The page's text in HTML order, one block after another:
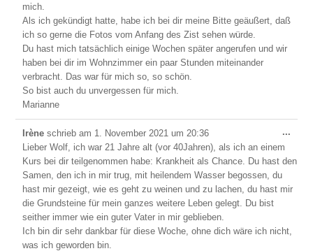
mich.
Als ich gekündigt hatte, habe ich bei dir meine Bitte geäußert, daß
ich so gerne die Fotos vom Anfang des Zist sehen würde.
Du hast mich tatsächlich einige Wochen später angerufen und wir
haben bei dir im Wohnzimmer ein paar Stunden miteinander
verbracht. Das war für mich so, so schön.
So bist auch du unvergessen für mich.
Marianne
Irèneschrieb am 1. November 2021 um 20:36
Lieber Wolf, ich war 21 Jahre alt (vor 40Jahren), als ich an einem
Kurs bei dir teilgenommen habe: Krankheit als Chance. Du hast den
Samen, den ich in mir trug, mit heilendem Wasser begossen, du
hast mir gezeigt, wie es geht zu weinen und zu lachen, du hast mir
die Grundsteine für mein ganzes weitere Leben gelegt. Du bist
seither immer wie ein guter Vater in mir geblieben.
Ich bin dir sehr dankbar für diese Woche, ohne dich wäre ich nicht,
was ich geworden bin.
...